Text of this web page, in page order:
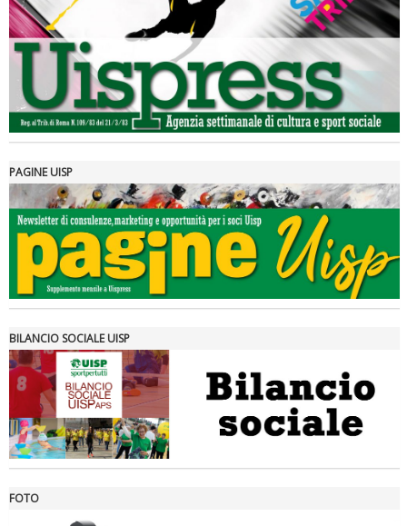
rivoluzioni"
Tiziano Pesce a Radio InBlu2000 traccia il bilancio della stagione
Ddl Lobby, Uisp: “Il Parlamento valorizzi le nostre specificità"
PAGINE UISP
BILANCIO SOCIALE UISP
FOTO